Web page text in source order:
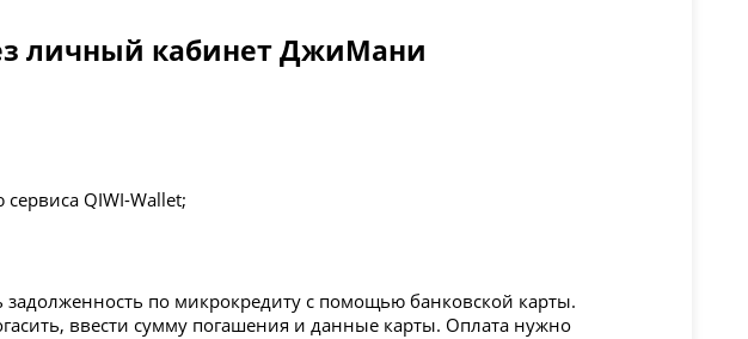
личный кабинет ДжиМани
QIWI-Wallet;
по микрокредиту с помощью банковской карты.
ввести сумму погашения и данные карты. Оплата нужно